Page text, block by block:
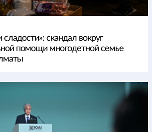
скандал вокруг
помощи многодетной семье